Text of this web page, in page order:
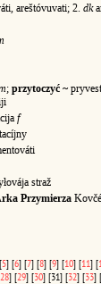
areštóvuvati; 2. dk
; przytoczyć ~
f
straž
Przymierza
[5] [6] [7] [8] [9] [10] [11] [
28] [29] [30] [31] [32] [33] [